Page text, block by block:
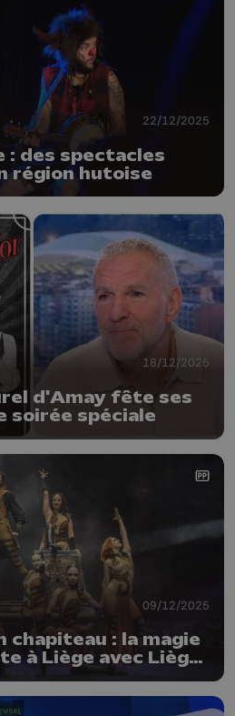
22/12/2025
: des spectacles
région hutoise
18/12/2025
d'Amay fête ses
soirée spéciale
09/12/2025
chapiteau : la magie
à Liège avec Liège